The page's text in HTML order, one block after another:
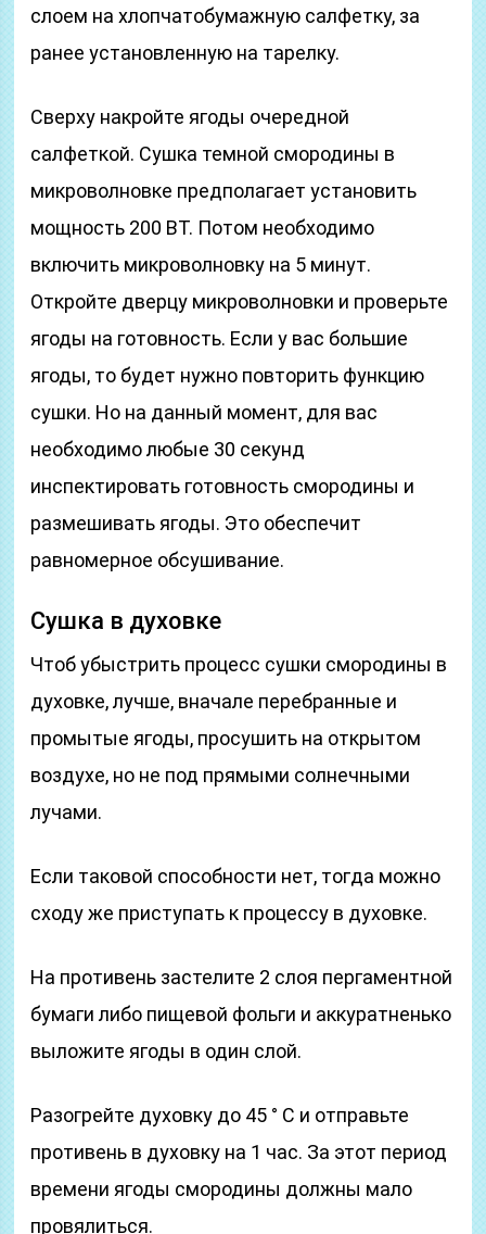
слоем на хлопчатобумажную салфетку, за
ранее установленную на тарелку.
Сверху накройте ягоды очередной
салфеткой. Сушка темной смородины в
микроволновке предполагает установить
мощность 200 ВТ. Потом необходимо
включить микроволновку на 5 минут.
Откройте дверцу микроволновки и проверьте
ягоды на готовность. Если у вас большие
ягоды, то будет нужно повторить функцию
сушки. Но на данный момент, для вас
необходимо любые 30 секунд
инспектировать готовность смородины и
размешивать ягоды. Это обеспечит
равномерное обсушивание.
Сушка в духовке
Чтоб убыстрить процесс сушки смородины в
духовке, лучше, вначале перебранные и
промытые ягоды, просушить на открытом
воздухе, но не под прямыми солнечными
лучами.
Если таковой способности нет, тогда можно
сходу же приступать к процессу в духовке.
На противень застелите 2 слоя пергаментной
бумаги либо пищевой фольги и аккуратненько
выложите ягоды в один слой.
Разогрейте духовку до 45 ° С и отправьте
противень в духовку на 1 час. За этот период
времени ягоды смородины должны мало
провялиться.